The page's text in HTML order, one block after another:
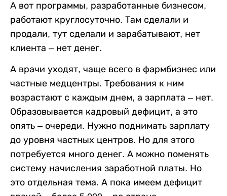
А вот программы, разработанные бизнесом,
работают круглосуточно. Там сделали и
продали, тут сделали и зарабатывают, нет
клиента – нет денег.
А врачи уходят, чаще всего в фармбизнес или
частные медцентры. Требования к ним
возрастают с каждым днем, а зарплата – нет.
Образовывается кадровый дефицит, а это
опять – очереди. Нужно поднимать зарплату
до уровня частных центров. Но для этого
потребуется много денег. А можно поменять
систему начисления заработной платы. Но
это отдельная тема. А пока имеем дефицит